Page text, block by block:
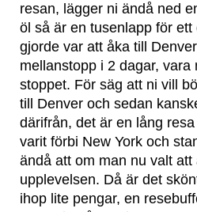
resan, lägger ni ändå ned
öl så är en tusenlapp för
gjorde var att åka till
mellanstopp i 2 dagar,
stoppet. För säg att ni vill
till Denver och sedan
därifrån, det är en lång
varit förbi New York och
ändå att om man nu valt
upplevelsen. Då är det
ihop lite pengar, en